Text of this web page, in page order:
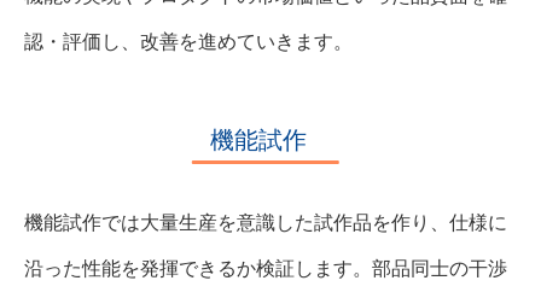
認・評価し、改善を進めていきます。
機能試作
機能試作では大量生産を意識した試作品を作り、仕様に
沿った性能を発揮できるか検証します。部品同士の干渉